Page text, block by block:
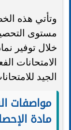
وتأتي هذه
مستوى
خلال توفير
الامتحانات
الجيد
مواصفات
مادة